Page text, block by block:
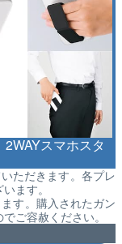
スマホスタ
ただきます。各プレ
ます。
す。購入されたガン
ご容赦ください。